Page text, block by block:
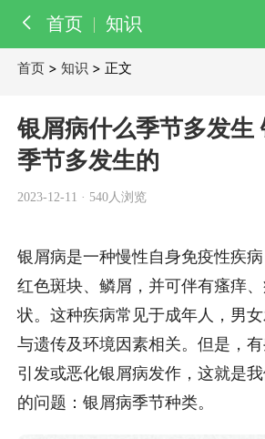
首页 知识
首页 >知识 > 正文
银屑病什么季节多发生
季节多发生的
2023-12-11 · 540人浏览
银屑病是一种慢性自身免疫性疾
红色斑块、鳞屑，并可伴有瘙痒
状。这种疾病常见于成年人，男
与遗传及环境因素相关。但是，
引发或恶化银屑病发作，这就是
的问题：银屑病季节种类。